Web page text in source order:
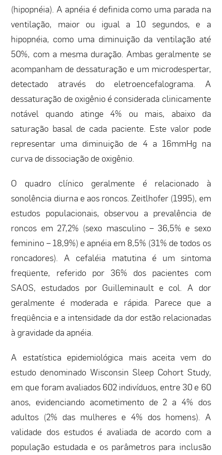
(hipopnéia). A apnéia é definida como uma parada na
ventilação, maior ou igual a 10 segundos, e a
hipopnéia, como uma diminuição da ventilação até
50%, com a mesma duração. Ambas geralmente se
acompanham de dessaturação e um microdespertar,
detectado através do eletroencefalograma. A
dessaturação de oxigênio é considerada clinicamente
notável quando atinge 4% ou mais, abaixo da
saturação basal de cada paciente. Este valor pode
representar uma diminuição de 4 a 16mmHg na
curva de dissociação de oxigênio.
O quadro clínico geralmente é relacionado à
sonolência diurna e aos roncos. Zeitlhofer (1995), em
estudos populacionais, observou a prevalência de
roncos em 27,2% (sexo masculino – 36,5% e sexo
feminino – 18,9%) e apnéia em 8,5% (31% de todos os
roncadores). A cefaléia matutina é um sintoma
freqüente, referido por 36% dos pacientes com
SAOS, estudados por Guilleminault e col. A dor
geralmente é moderada e rápida. Parece que a
freqüência e a intensidade da dor estão relacionadas
à gravidade da apnéia.
A estatística epidemiológica mais aceita vem do
estudo denominado Wisconsin Sleep Cohort Study,
em que foram avaliados 602 indivíduos, entre 30 e 60
anos, evidenciando acometimento de 2 a 4% dos
adultos (2% das mulheres e 4% dos homens). A
validade dos estudos é avaliada de acordo com a
população estudada e os parâmetros para inclusão